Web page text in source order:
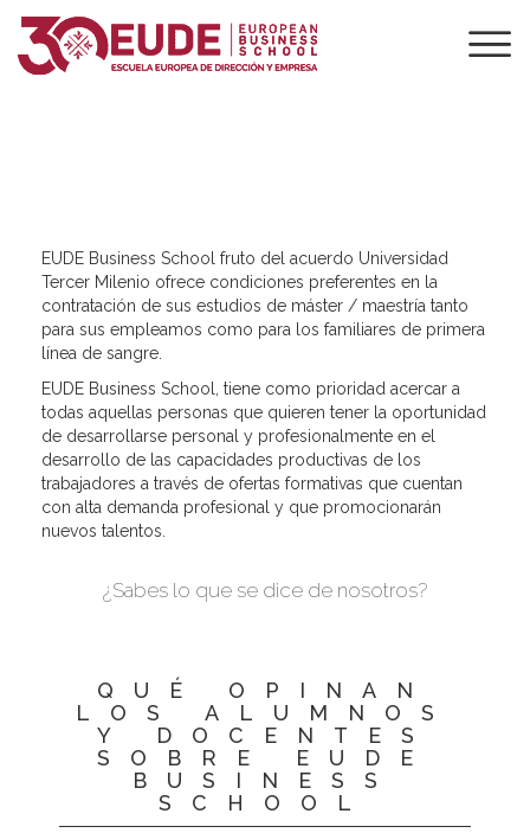
UNIVERSIDAD
EUDE Business School fruto del acuerdo Universidad
Tercer Milenio ofrece condiciones preferentes en la
contratación de sus estudios de máster / maestría tanto
para sus empleamos como para los familiares de primera
línea de sangre.
EUDE Business School, tiene como prioridad acercar a
todas aquellas personas que quieren tener la oportunidad
de desarrollarse personal y profesionalmente en el
desarrollo de las capacidades productivas de los
trabajadores a través de ofertas formativas que cuentan
con alta demanda profesional y que promocionarán
nuevos talentos.
¿Sabes lo que se dice de nosotros?
QUÉ OPINAN
LOS ALUMNOS
Y DOCENTES
SOBRE EUDE
BUSINESS
SCHOOL